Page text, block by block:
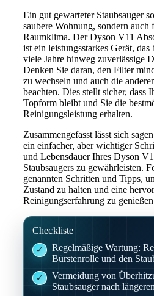
Ein gut gewarteter Staubsauger
saubere Wohnung, sondern auch
Raumklima. Der Dyson V11
ist ein leistungsstarkes Gerät,
viele Jahre hinweg zuverlässige
Denken Sie daran, den Filter
zu wechseln und auch die
beachten. Dies stellt sicher, dass
Topform bleibt und Sie die
Reinigungsleistung erhalten.
Zusammengefasst lässt sich
ein einfacher, aber wichtiger
und Lebensdauer Ihres Dyson
Staubsaugers zu gewährleisten.
genannten Schritten und Tipps,
Zustand zu halten und eine
Reinigungserfahrung zu
Checkliste
Regelmäßige Wartung:
Bürstenrolle und den
Vermeidung von
Staubsauger nach